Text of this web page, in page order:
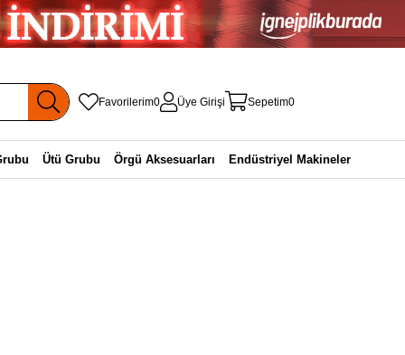
Favorilerim0 Üye Girişi Sepetim0
Ütü Grubu Örgü Aksesuarları Endüstriyel Makineler